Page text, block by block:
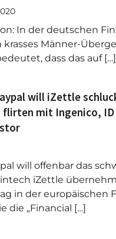
In der deutschen
krasses Männer-
dass das auf […]
will iZettle
flirten mit Ingenico,
will offenbar das
iZettle
in der europäischen
die „Financial […]